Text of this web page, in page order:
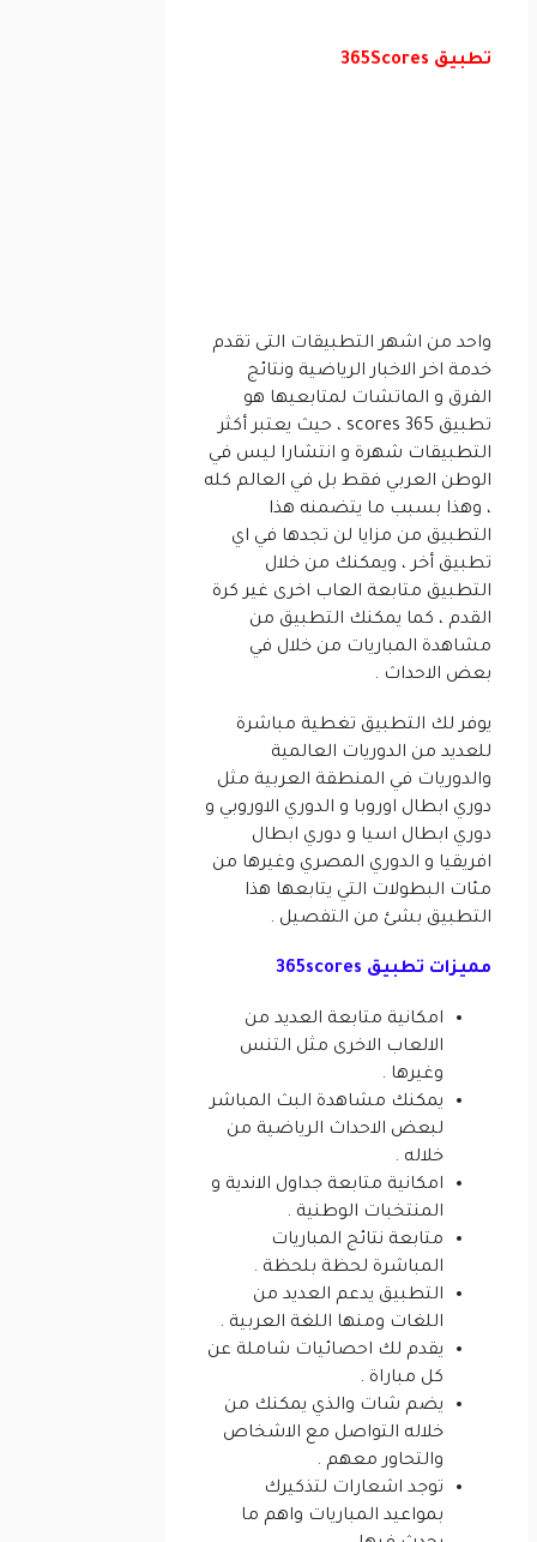
تطبيق 365Scores
واحد من اشهر التطبيقات التى تقدم
خدمة اخر الاخبار الرياضية ونتائج
الفرق و الماتشات لمتابعيها هو
تطبيق 365 scores ، حيث يعتبر أكثر
التطبيقات شهرة و انتشارا ليس في
الوطن العربي فقط بل في العالم كله
، وهذا بسبب ما يتضمنه هذا
التطبيق من مزايا لن تجدها في اي
تطبيق أخر ، ويمكنك من خلال
التطبيق متابعة العاب اخرى غير كرة
القدم ، كما يمكنك التطبيق من
مشاهدة المباريات من خلال في
بعض الاحداث .
يوفر لك التطبيق تغطية مباشرة
للعديد من الدوريات العالمية
والدوريات في المنطقة العربية مثل
دوري ابطال اوروبا و الدوري الاوروبي و
دوري ابطال اسيا و دوري ابطال
افريقيا و الدوري المصري وغيرها من
مئات البطولات التي يتابعها هذا
التطبيق بشئ من التفصيل .
مميزات تطبيق 365scores
امكانية متابعة العديد من
الالعاب الاخرى مثل التنس
وغيرها .
يمكنك مشاهدة البث المباشر
لبعض الاحداث الرياضية من
خلاله .
امكانية متابعة جداول الاندية و
المنتخبات الوطنية .
متابعة نتائج المباريات
المباشرة لحظة بلحظة .
التطبيق يدعم العديد من
اللغات ومنها اللغة العربية .
يقدم لك احصائيات شاملة عن
كل مباراة .
يضم شات والذي يمكنك من
خلاله التواصل مع الاشخاص
والتحاور معهم .
توجد اشعارات لتذكيرك
بمواعيد المباريات واهم ما